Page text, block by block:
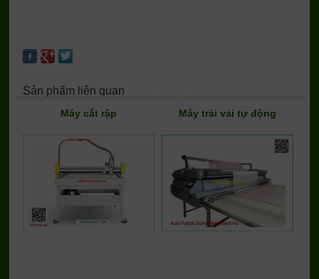
Sản phẩm liên quan
Máy cắt rập Máy trải vải tự động